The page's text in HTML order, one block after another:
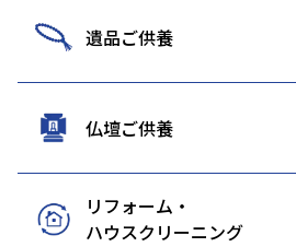
遺品ご供養
仏壇ご供養
リフォーム・
ハウスクリーニング